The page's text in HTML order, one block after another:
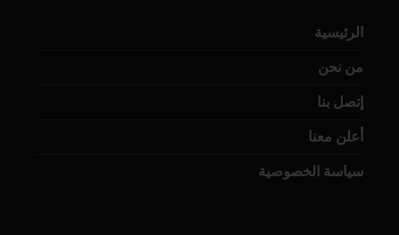
الرئيسية
من نحن
إتصل بنا
أعلن معنا
سياسة الخصوصية